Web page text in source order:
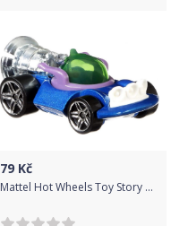
79 Kč
Mattel Hot Wheels Toy Story 4 Alien